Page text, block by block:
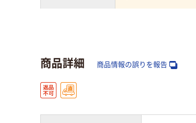
商品詳細 商品情報の誤りを報告